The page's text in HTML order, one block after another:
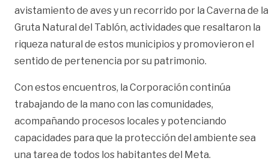
avistamiento de aves y un recorrido por la Caverna de la
Gruta Natural del Tablón, actividades que resaltaron la
riqueza natural de estos municipios y promovieron el
sentido de pertenencia por su patrimonio.
Con estos encuentros, la Corporación continúa
trabajando de la mano con las comunidades,
acompañando procesos locales y potenciando
capacidades para que la protección del ambiente sea
una tarea de todos los habitantes del Meta.